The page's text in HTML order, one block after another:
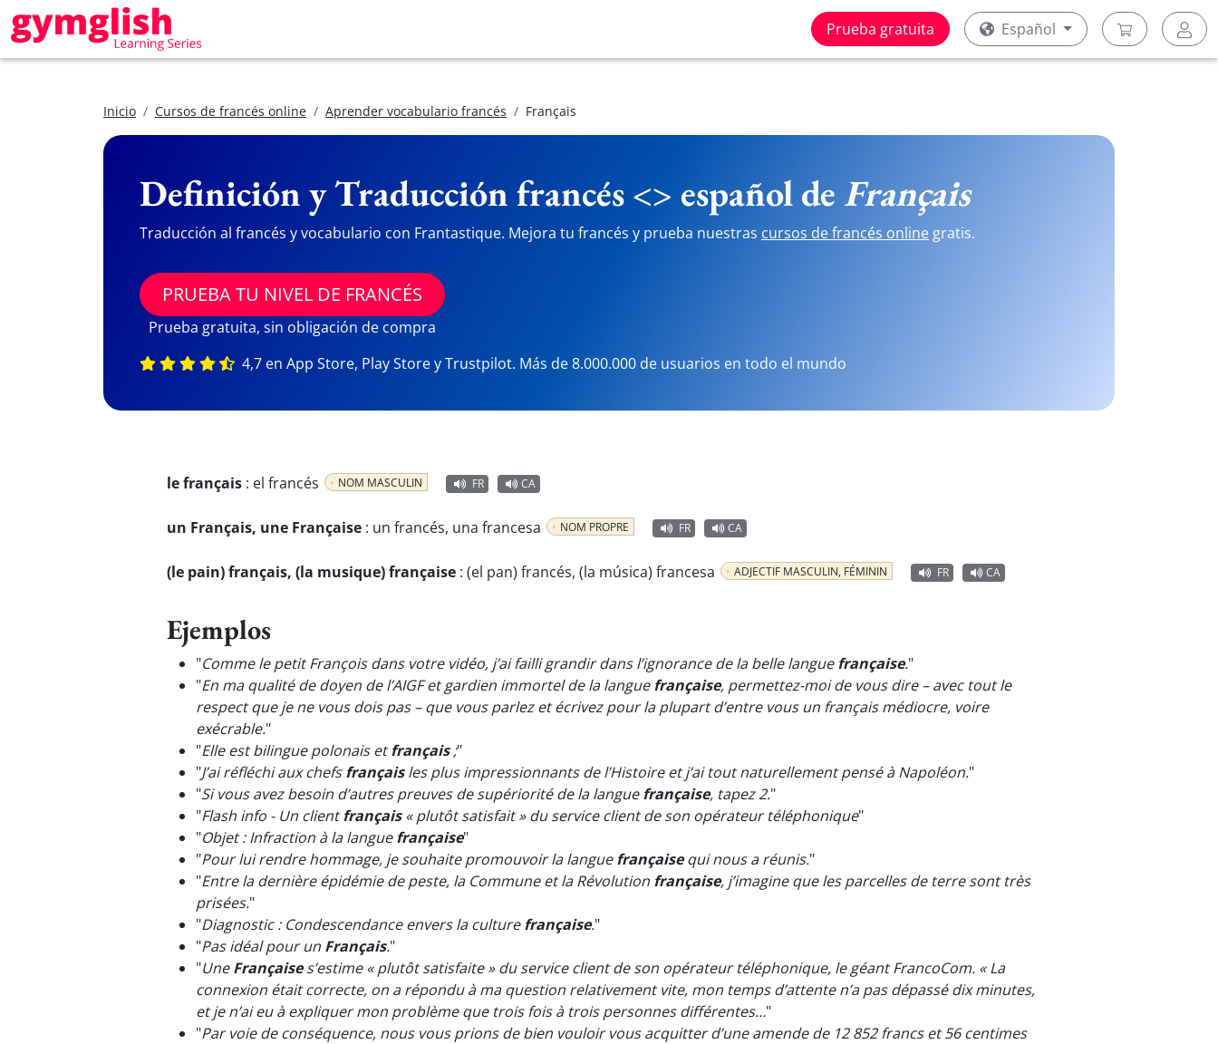
Prueba gratuita Español
Inicio Cursos de francés online Aprender vocabulario francés Français
Definición y Traducción francés <> español de Français
Traducción al francés y vocabulario con Frantastique. Mejora tu francés y prueba nuestras cursos de francés online gratis.
PRUEBA TU NIVEL DE FRANCÉS
Prueba gratuita, sin obligación de compra
4,7 en App Store, Play Store y Trustpilot. Más de 8.000.000 de usuarios en todo el mundo
le français : el francés NOM MASCULIN FR CA
un Français, une Française : un francés, una francesa NOM PROPRE FR CA
(le pain) français, (la musique) française : (el pan) francés, (la música) francesa ADJECTIF MASCULIN, FÉMININ FR CA
Ejemplos
"Comme le petit François dans votre vidéo, j’ai failli grandir dans l’ignorance de la belle languefrançaise."
"En ma qualité de doyen de l’AIGF et gardien immortel de la languefrançaise, permettez-moi de vous dire – avec tout le
respect que je ne vous dois pas – que vous parlez et écrivez pour la plupart d’entre vous un français médiocre, voire
exécrable."
"Elle est bilingue polonais etfrançais;"
"J’ai réfléchi aux chefsfrançaisles plus impressionnants de l’Histoire et j’ai tout naturellement pensé à Napoléon."
"Si vous avez besoin d’autres preuves de supériorité de la languefrançaise, tapez 2."
"Flash info - Un clientfrançais« plutôt satisfait » du service client de son opérateur téléphonique"
"Objet : Infraction à la languefrançaise"
"Pour lui rendre hommage, je souhaite promouvoir la languefrançaisequi nous a réunis."
"Entre la dernière épidémie de peste, la Commune et la Révolution française, j’imagine que les parcelles de terre sont très
prisées."
"Diagnostic : Condescendance envers la culturefrançaise."
"Pas idéal pour un Français."
"UneFrançaises’estime « plutôt satisfaite » du service client de son opérateur téléphonique, le géant FrancoCom. « La
connexion était correcte, on a répondu à ma question relativement vite, mon temps d’attente n’a pas dépassé dix minutes,
et je n’ai eu à expliquer mon problème que trois fois à trois personnes différentes…"
"Par voie de conséquence, nous vous prions de bien vouloir vous acquitter d’une amende de 12 852 francs et 56 centimes